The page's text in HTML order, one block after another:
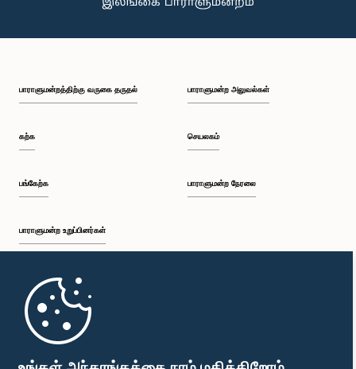
பாராளுமன்றத்திற்கு வருகை தருதல்
கற்க
பங்கேற்க
பாராளுமன்ற உறுப்பினர்கள்
முதற்பக்கம்
பாராளுமன்ற அலுவல்கள்
செயலகம்
பாராளுமன்ற நேரலை
பாராளுமன்ற கையடக்க செயலி